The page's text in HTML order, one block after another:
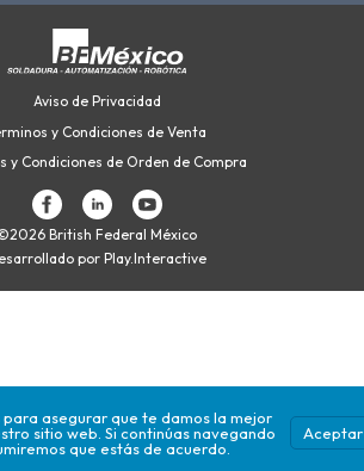
Aviso de Privacidad
y Condiciones de Venta
y Condiciones de Orden de Compra
British Federal México
por Play.Interactive
asegurar que te damos la mejor
sitio web. Si continúas navegando
que estás de acuerdo.
Aceptar